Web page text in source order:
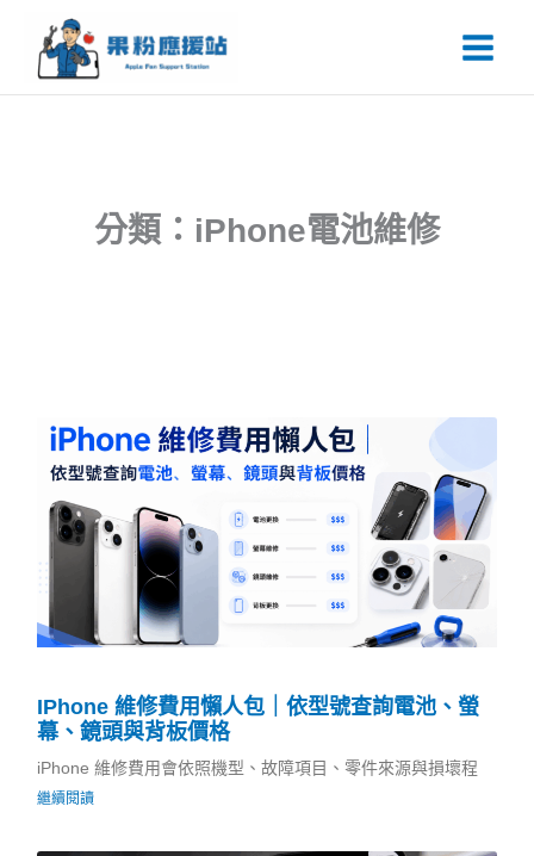
Main
分類：iPhone電池維修
IPhone 維修費用懶人包｜依型號查詢電池、螢
幕、鏡頭與背板價格
iPhone 維修費用會依照機型、故障項目、零件來源與損壞程
繼續閱讀